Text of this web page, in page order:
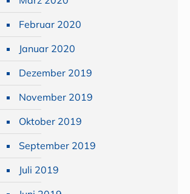
Februar 2020
Januar 2020
Dezember 2019
November 2019
Oktober 2019
September 2019
Juli 2019